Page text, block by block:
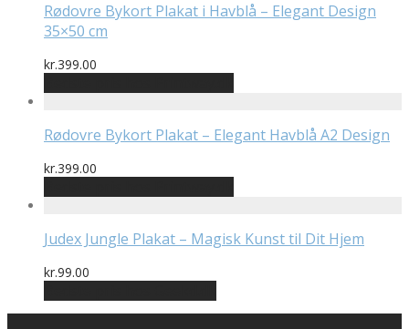
Rødovre Bykort Plakat i Havblå – Elegant Design
35×50 cm
kr.399.00
Rødovre Bykort Plakat – Elegant Havblå A2 Design
kr.399.00
Judex Jungle Plakat – Magisk Kunst til Dit Hjem
kr.99.00